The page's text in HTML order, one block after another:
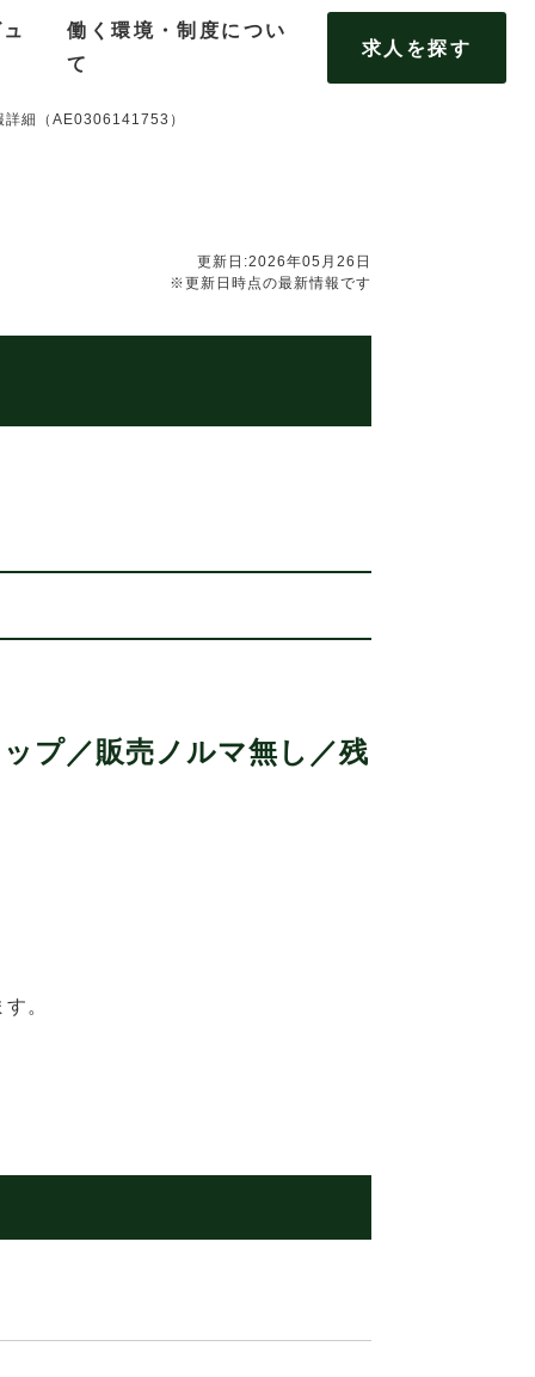
働く環境・制度につい
て
求人を探す
詳細（AE0306141753）
更新日:2026年05月26日
※更新日時点の最新情報です
プ／販売ノルマ無し／残
。